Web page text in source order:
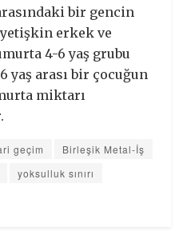
bir gencin
erkek ve
4-6 yaş grubu
yaş arası bir çocuğun
miktarı
geçim
Birleşik Metal-İş
yoksulluk sınırı